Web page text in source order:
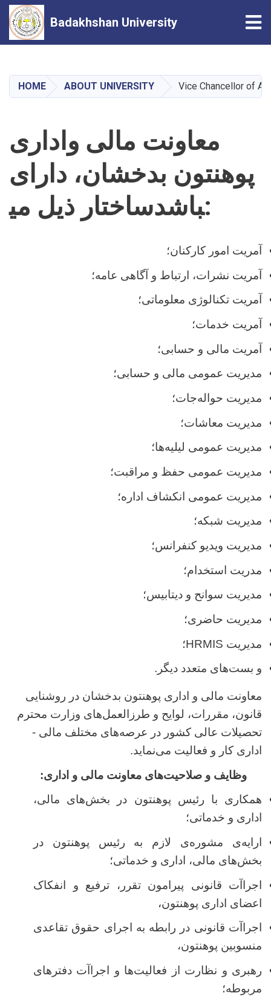
main
content
Badakhshan University
HOME ABOUT UNIVERSITY Vice Chancellor of
معاونت مالی واداری
پوهنتون بدخشان، دارای
ساختار ذیل می‎باشد:
آمریت امور کارکنان؛
آمریت نشرات، ارتباط و آگاهی عامه؛
آمریت تکنالوژی معلوماتی؛
آمریت خدمات؛
آمریت مالی و حسابی؛
مدیریت عمومی مالی و حسابی؛
مدیریت حوالهجات؛
مدیریت معاشات؛
مدیریت عمومی لیلیه‌ها؛
مدیریت عمومی حفظ و مراقبت؛
مدیریت عمومی انکشاف اداره؛
مدیریت شبکه؛
مدیریت ویدیو کنفرانس؛
مدریت استخدام؛
مدیریت سوانح و دیتابیس؛
مدیریت حاضری؛
مدیریت HRMIS؛
و بست‌های متعدد دیگر.
معاونت مالی و اداری پوهنتون بدخشان در روشنایی
قانون، مقررات، لوایح و طرزالعمل‌های وزارت محترم
تحصیلات عالی کشور در عرصه‌های مختلف مالی -
اداری کار و فعالیت مینماید.
وظایف و صلاحیت‌های معاونت مالی و اداری:
همکاری با رئیس پوهنتون در بخش‌های مالی،
اداری و خدماتی؛
ارایه‌ی مشوره‌ی لازم به رئیس پوهنتون در
بخش‌های مالی، اداری و خدماتی؛
اجراآت قانونی پیرامون تقرر، ترفیع و انفکاک
اعضای اداری پوهنتون،
اجراآت قانونی در رابطه به اجرای حقوق تقاعدی
منسوبین پوهنتون،
رهبری و نظارت از فعالیت‌ها و اجراآت دفترهای
مربوطه؛